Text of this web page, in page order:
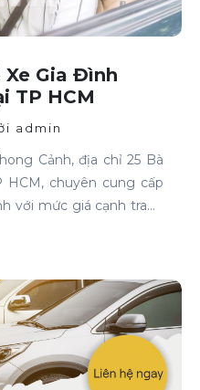
Xe Gia Đình
TP HCM
admin
Cảnh, địa chỉ 25 Bà
HCM, chuyên cung cấp
với mức giá cạnh tranh